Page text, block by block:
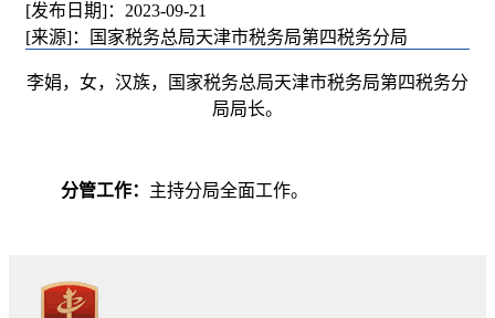
[发布日期]：2023-09-21
[来源]：国家税务总局天津市税务局第四税务分局
李娟，女，汉族，国家税务总局天津市税务局第四税务分
局局长。
分管工作： 主持分局全面工作。